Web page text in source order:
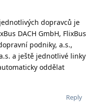
jednotlivých dopravců je
DACH GmbH, FlixBus
podniky, a.s.,
a ještě jednotlivé linky
oddělat
Reply